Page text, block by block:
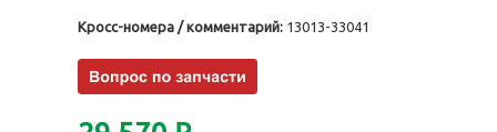
Кросс-номера / комментарий: 13013-33041